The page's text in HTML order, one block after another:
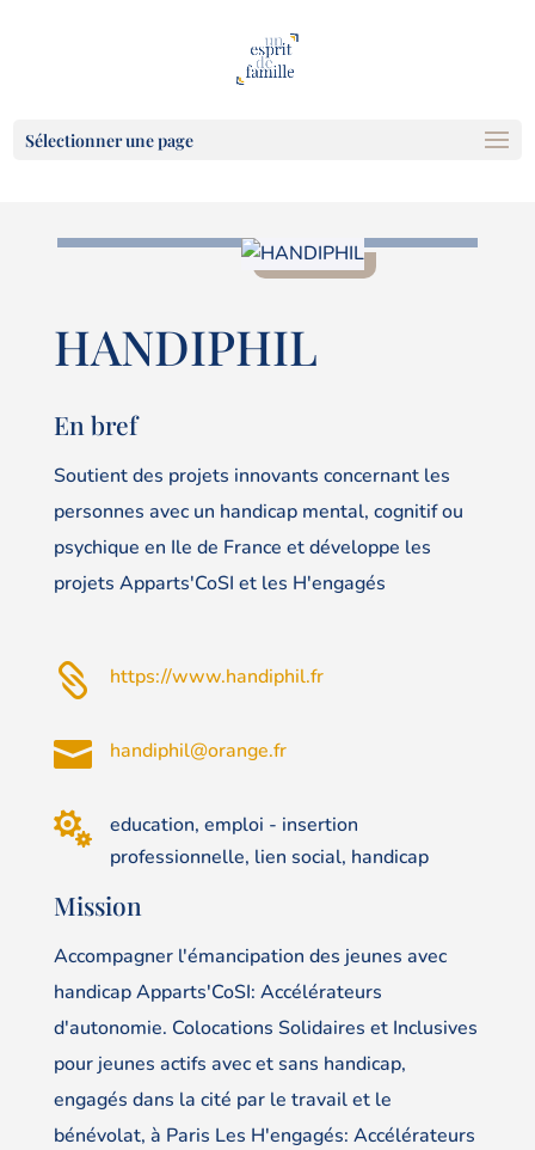
Sélectionner une page
HANDIPHIL
En bref
Soutient des projets innovants concernant les
personnes avec un handicap mental, cognitif ou
psychique en Ile de France et développe les
projets Apparts'CoSI et les H'engagés
 https://www.handiphil.fr
 handiphil@orange.fr

education, emploi - insertion
professionnelle, lien social, handicap
Mission
Accompagner l'émancipation des jeunes avec
handicap Apparts'CoSI: Accélérateurs
d'autonomie. Colocations Solidaires et Inclusives
pour jeunes actifs avec et sans handicap,
engagés dans la cité par le travail et le
bénévolat, à Paris Les H'engagés: Accélérateurs